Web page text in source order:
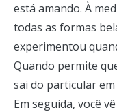
está amando. À
todas as formas
experimentou
Quando permite
sai do particular
Em seguida, você